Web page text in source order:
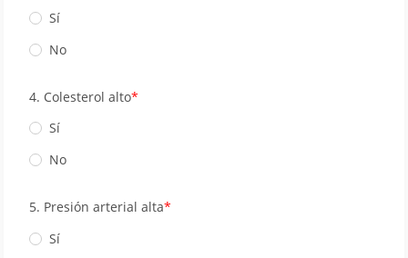
Sí
No
4. Colesterol alto
Sí
No
5. Presión arterial alta
Sí